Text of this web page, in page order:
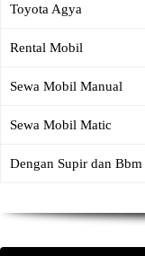
Toyota Agya
Rental Mobil
Sewa Mobil Manual
Sewa Mobil Matic
Dengan Supir dan Bbm